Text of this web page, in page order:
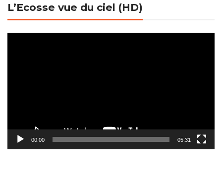
L’Ecosse vue du ciel (HD)
00:00 05:31